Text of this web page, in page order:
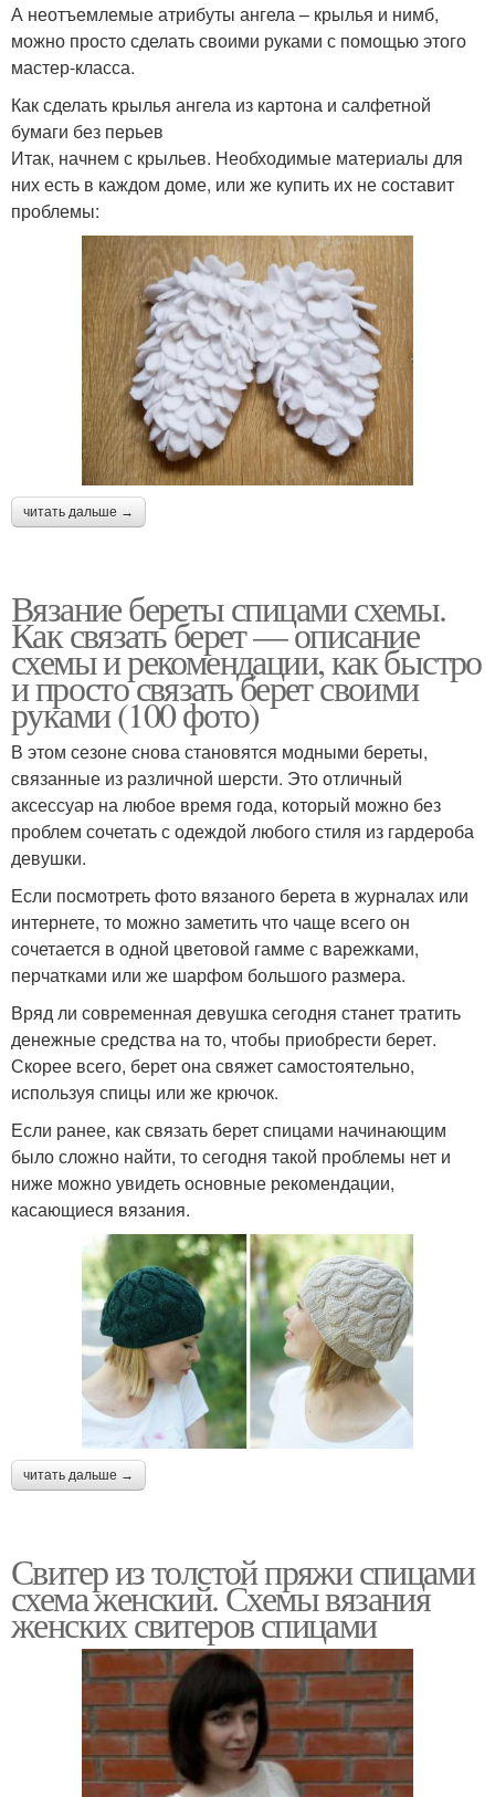
А неотъемлемые атрибуты ангела – крылья и нимб,
можно просто сделать своими руками с помощью этого
мастер-класса.
Как сделать крылья ангела из картона и салфетной
бумаги без перьев
Итак, начнем с крыльев. Необходимые материалы для
них есть в каждом доме, или же купить их не составит
проблемы:
читать дальше →
Вязание береты спицами схемы.
Как связать берет — описание
схемы и рекомендации, как быстро
и просто связать берет своими
руками (100 фото)
В этом сезоне снова становятся модными береты,
связанные из различной шерсти. Это отличный
аксессуар на любое время года, который можно без
проблем сочетать с одеждой любого стиля из гардероба
девушки.
Если посмотреть фото вязаного берета в журналах или
интернете, то можно заметить что чаще всего он
сочетается в одной цветовой гамме с варежками,
перчатками или же шарфом большого размера.
Вряд ли современная девушка сегодня станет тратить
денежные средства на то, чтобы приобрести берет.
Скорее всего, берет она свяжет самостоятельно,
используя спицы или же крючок.
Если ранее, как связать берет спицами начинающим
было сложно найти, то сегодня такой проблемы нет и
ниже можно увидеть основные рекомендации,
касающиеся вязания.
читать дальше →
Свитер из толстой пряжи спицами
схема женский. Схемы вязания
женских свитеров спицами